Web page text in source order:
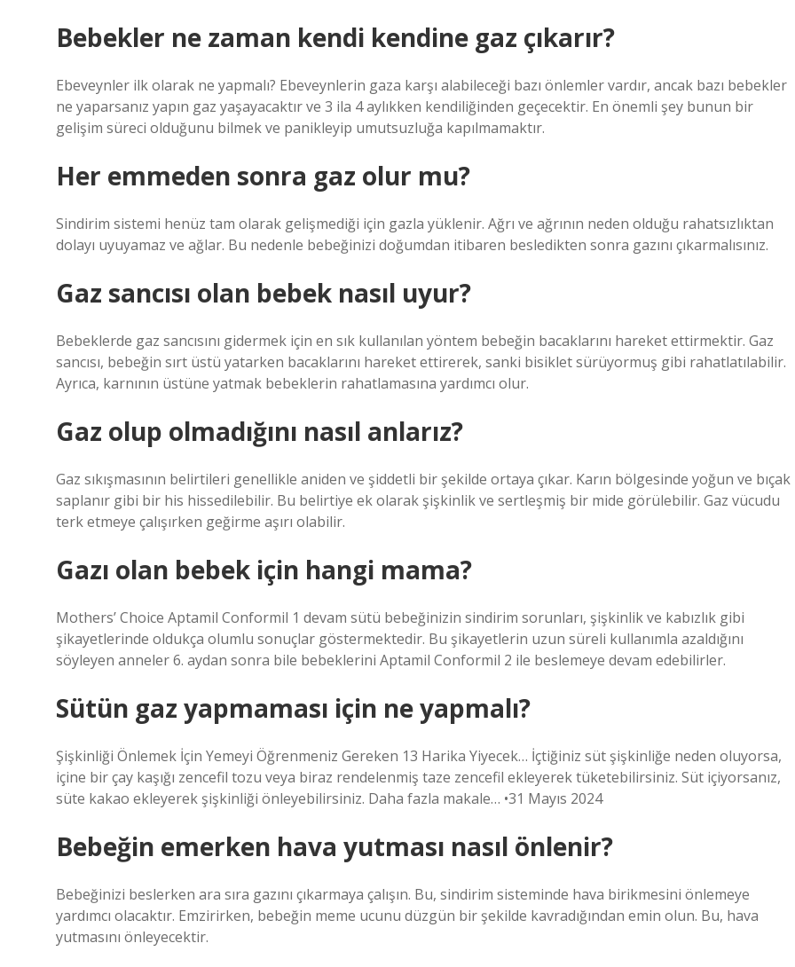
Bebekler ne zaman kendi kendine gaz çıkarır?
Ebeveynler ilk olarak ne yapmalı? Ebeveynlerin gaza karşı alabileceği bazı önlemler vardır, ancak bazı bebekler
ne yaparsanız yapın gaz yaşayacaktır ve 3 ila 4 aylıkken kendiliğinden geçecektir. En önemli şey bunun bir
gelişim süreci olduğunu bilmek ve panikleyip umutsuzluğa kapılmamaktır.
Her emmeden sonra gaz olur mu?
Sindirim sistemi henüz tam olarak gelişmediği için gazla yüklenir. Ağrı ve ağrının neden olduğu rahatsızlıktan
dolayı uyuyamaz ve ağlar. Bu nedenle bebeğinizi doğumdan itibaren besledikten sonra gazını çıkarmalısınız.
Gaz sancısı olan bebek nasıl uyur?
Bebeklerde gaz sancısını gidermek için en sık kullanılan yöntem bebeğin bacaklarını hareket ettirmektir. Gaz
sancısı, bebeğin sırt üstü yatarken bacaklarını hareket ettirerek, sanki bisiklet sürüyormuş gibi rahatlatılabilir.
Ayrıca, karnının üstüne yatmak bebeklerin rahatlamasına yardımcı olur.
Gaz olup olmadığını nasıl anlarız?
Gaz sıkışmasının belirtileri genellikle aniden ve şiddetli bir şekilde ortaya çıkar. Karın bölgesinde yoğun ve bıçak
saplanır gibi bir his hissedilebilir. Bu belirtiye ek olarak şişkinlik ve sertleşmiş bir mide görülebilir. Gaz vücudu
terk etmeye çalışırken geğirme aşırı olabilir.
Gazı olan bebek için hangi mama?
Mothers’ Choice Aptamil Conformil 1 devam sütü bebeğinizin sindirim sorunları, şişkinlik ve kabızlık gibi
şikayetlerinde oldukça olumlu sonuçlar göstermektedir. Bu şikayetlerin uzun süreli kullanımla azaldığını
söyleyen anneler 6. aydan sonra bile bebeklerini Aptamil Conformil 2 ile beslemeye devam edebilirler.
Sütün gaz yapmaması için ne yapmalı?
Şişkinliği Önlemek İçin Yemeyi Öğrenmeniz Gereken 13 Harika Yiyecek… İçtiğiniz süt şişkinliğe neden oluyorsa,
içine bir çay kaşığı zencefil tozu veya biraz rendelenmiş taze zencefil ekleyerek tüketebilirsiniz. Süt içiyorsanız,
süte kakao ekleyerek şişkinliği önleyebilirsiniz. Daha fazla makale… •31 Mayıs 2024
Bebeğin emerken hava yutması nasıl önlenir?
Bebeğinizi beslerken ara sıra gazını çıkarmaya çalışın. Bu, sindirim sisteminde hava birikmesini önlemeye
yardımcı olacaktır. Emzirirken, bebeğin meme ucunu düzgün bir şekilde kavradığından emin olun. Bu, hava
yutmasını önleyecektir.